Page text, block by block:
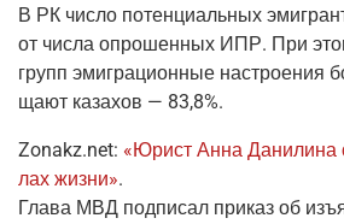
В РК чис­ло потен­ци­аль­ных
от чис­ла опро­шен­ных ИПР. При
групп эми­гра­ци­он­ные настро­е­ния
ща­ют каза­хов — 83,8%.
Zonakz.net: «Юрист Анна Дани­ли­на
лах жиз­ни».
Гла­ва МВД под­пи­сал при­каз об